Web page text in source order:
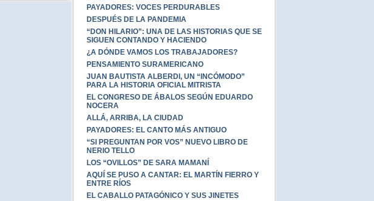
PAYADORES: VOCES PERDURABLES
DESPUÉS DE LA PANDEMIA
“DON HILARIO”: UNA DE LAS HISTORIAS QUE SE
SIGUEN CONTANDO Y HACIENDO
¿A DÓNDE VAMOS LOS TRABAJADORES?
PENSAMIENTO SURAMERICANO
JUAN BAUTISTA ALBERDI, UN “INCÓMODO”
PARA LA HISTORIA OFICIAL MITRISTA
EL CONGRESO DE ÁBALOS SEGÚN EDUARDO
NOCERA
ALLÁ, ARRIBA, LA CIUDAD
PAYADORES: EL CANTO MÁS ANTIGUO
“SI PREGUNTAN POR VOS” NUEVO LIBRO DE
NERIO TELLO
LOS “OVILLOS” DE SARA MAMANÍ
AQUÍ SE PUSO A CANTAR: EL MARTÍN FIERRO Y
ENTRE RÍOS
EL CABALLO PATAGÓNICO Y SUS JINETES